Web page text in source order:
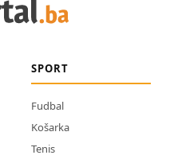
SPORT
Fudbal
Košarka
Tenis